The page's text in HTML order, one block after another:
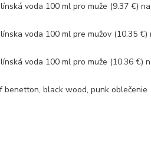
voda 100 ml pro muže (9.37 €)
voda 100 ml pre mužov (10.35
voda 100 ml pro muže (10.36 €)
black wood, punk oblečenie